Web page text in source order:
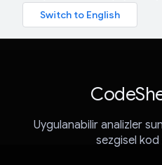
Uygulanabilir analizler
sezgisel kod